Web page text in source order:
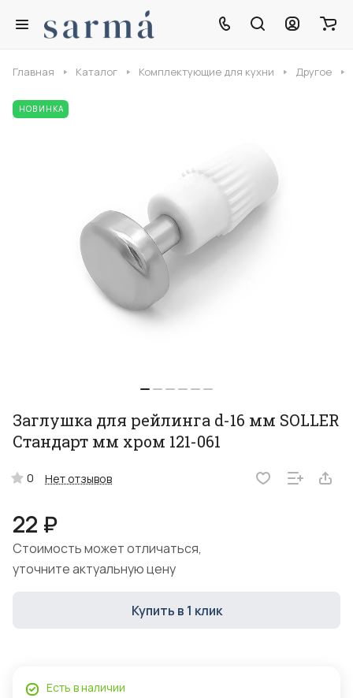
Главная Каталог Комплектующие для кухни Другое
НОВИНКА
Заглушка для рейлинга d-16 мм SOLLER
Стандарт мм хром 121-061
0 Нет отзывов
22 ₽
Стоимость может отличаться,
уточните актуальную цену
Купить в 1 клик
Есть в наличии